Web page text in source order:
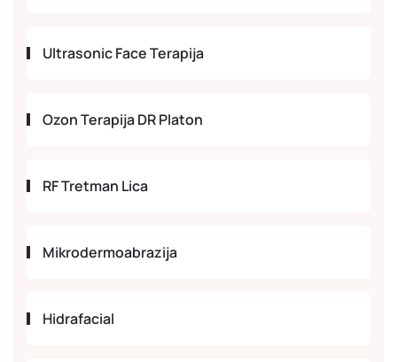
Ultrasonic Face Terapija
Ozon Terapija DR Platon
RF Tretman Lica
Mikrodermoabrazija
Hidrafacial